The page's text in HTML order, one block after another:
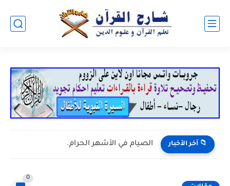
📁 آخر الأخبار الصيام في الأشهر الحرام.
0